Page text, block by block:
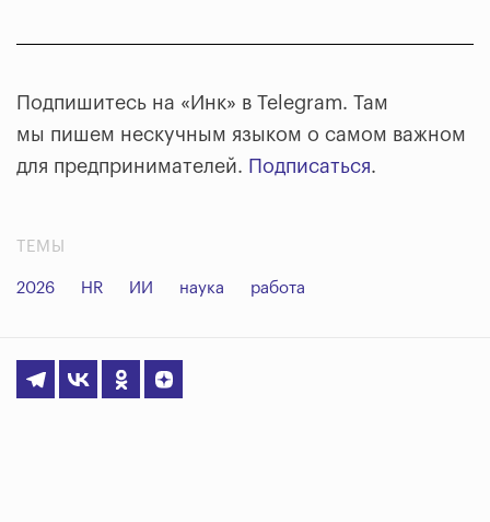
Подпишитесь на «Инк» в Telegram. Там
мы пишем нескучным языком о самом важном
для предпринимателей. Подписаться.
ТЕМЫ
2026 HR ИИ наука работа